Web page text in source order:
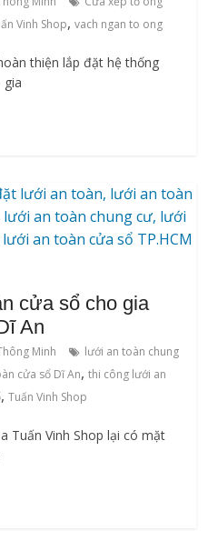
Vinh Shop,vach ngan to ong
thiện lắp đặt hệ thống
gia
cửa sổ cho gia
An
Minh
lưới an toàn chung
cửa sổ Dĩ An,thi công lưới an
,Tuấn Vinh Shop
Tuấn Vinh Shop lại có mặt